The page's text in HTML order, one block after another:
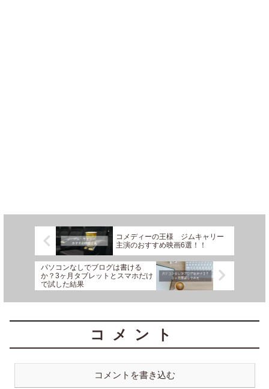
コメディーの王様 ジムキャリー
主演のおすすめ映画6選！！
パソコンなしでブログは書ける
か？3ヶ月タブレットとスマホだけ
で試した結果
コメント
コメントを書き込む